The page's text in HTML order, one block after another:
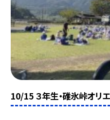
10/15 ３年生・碓氷峠オリ